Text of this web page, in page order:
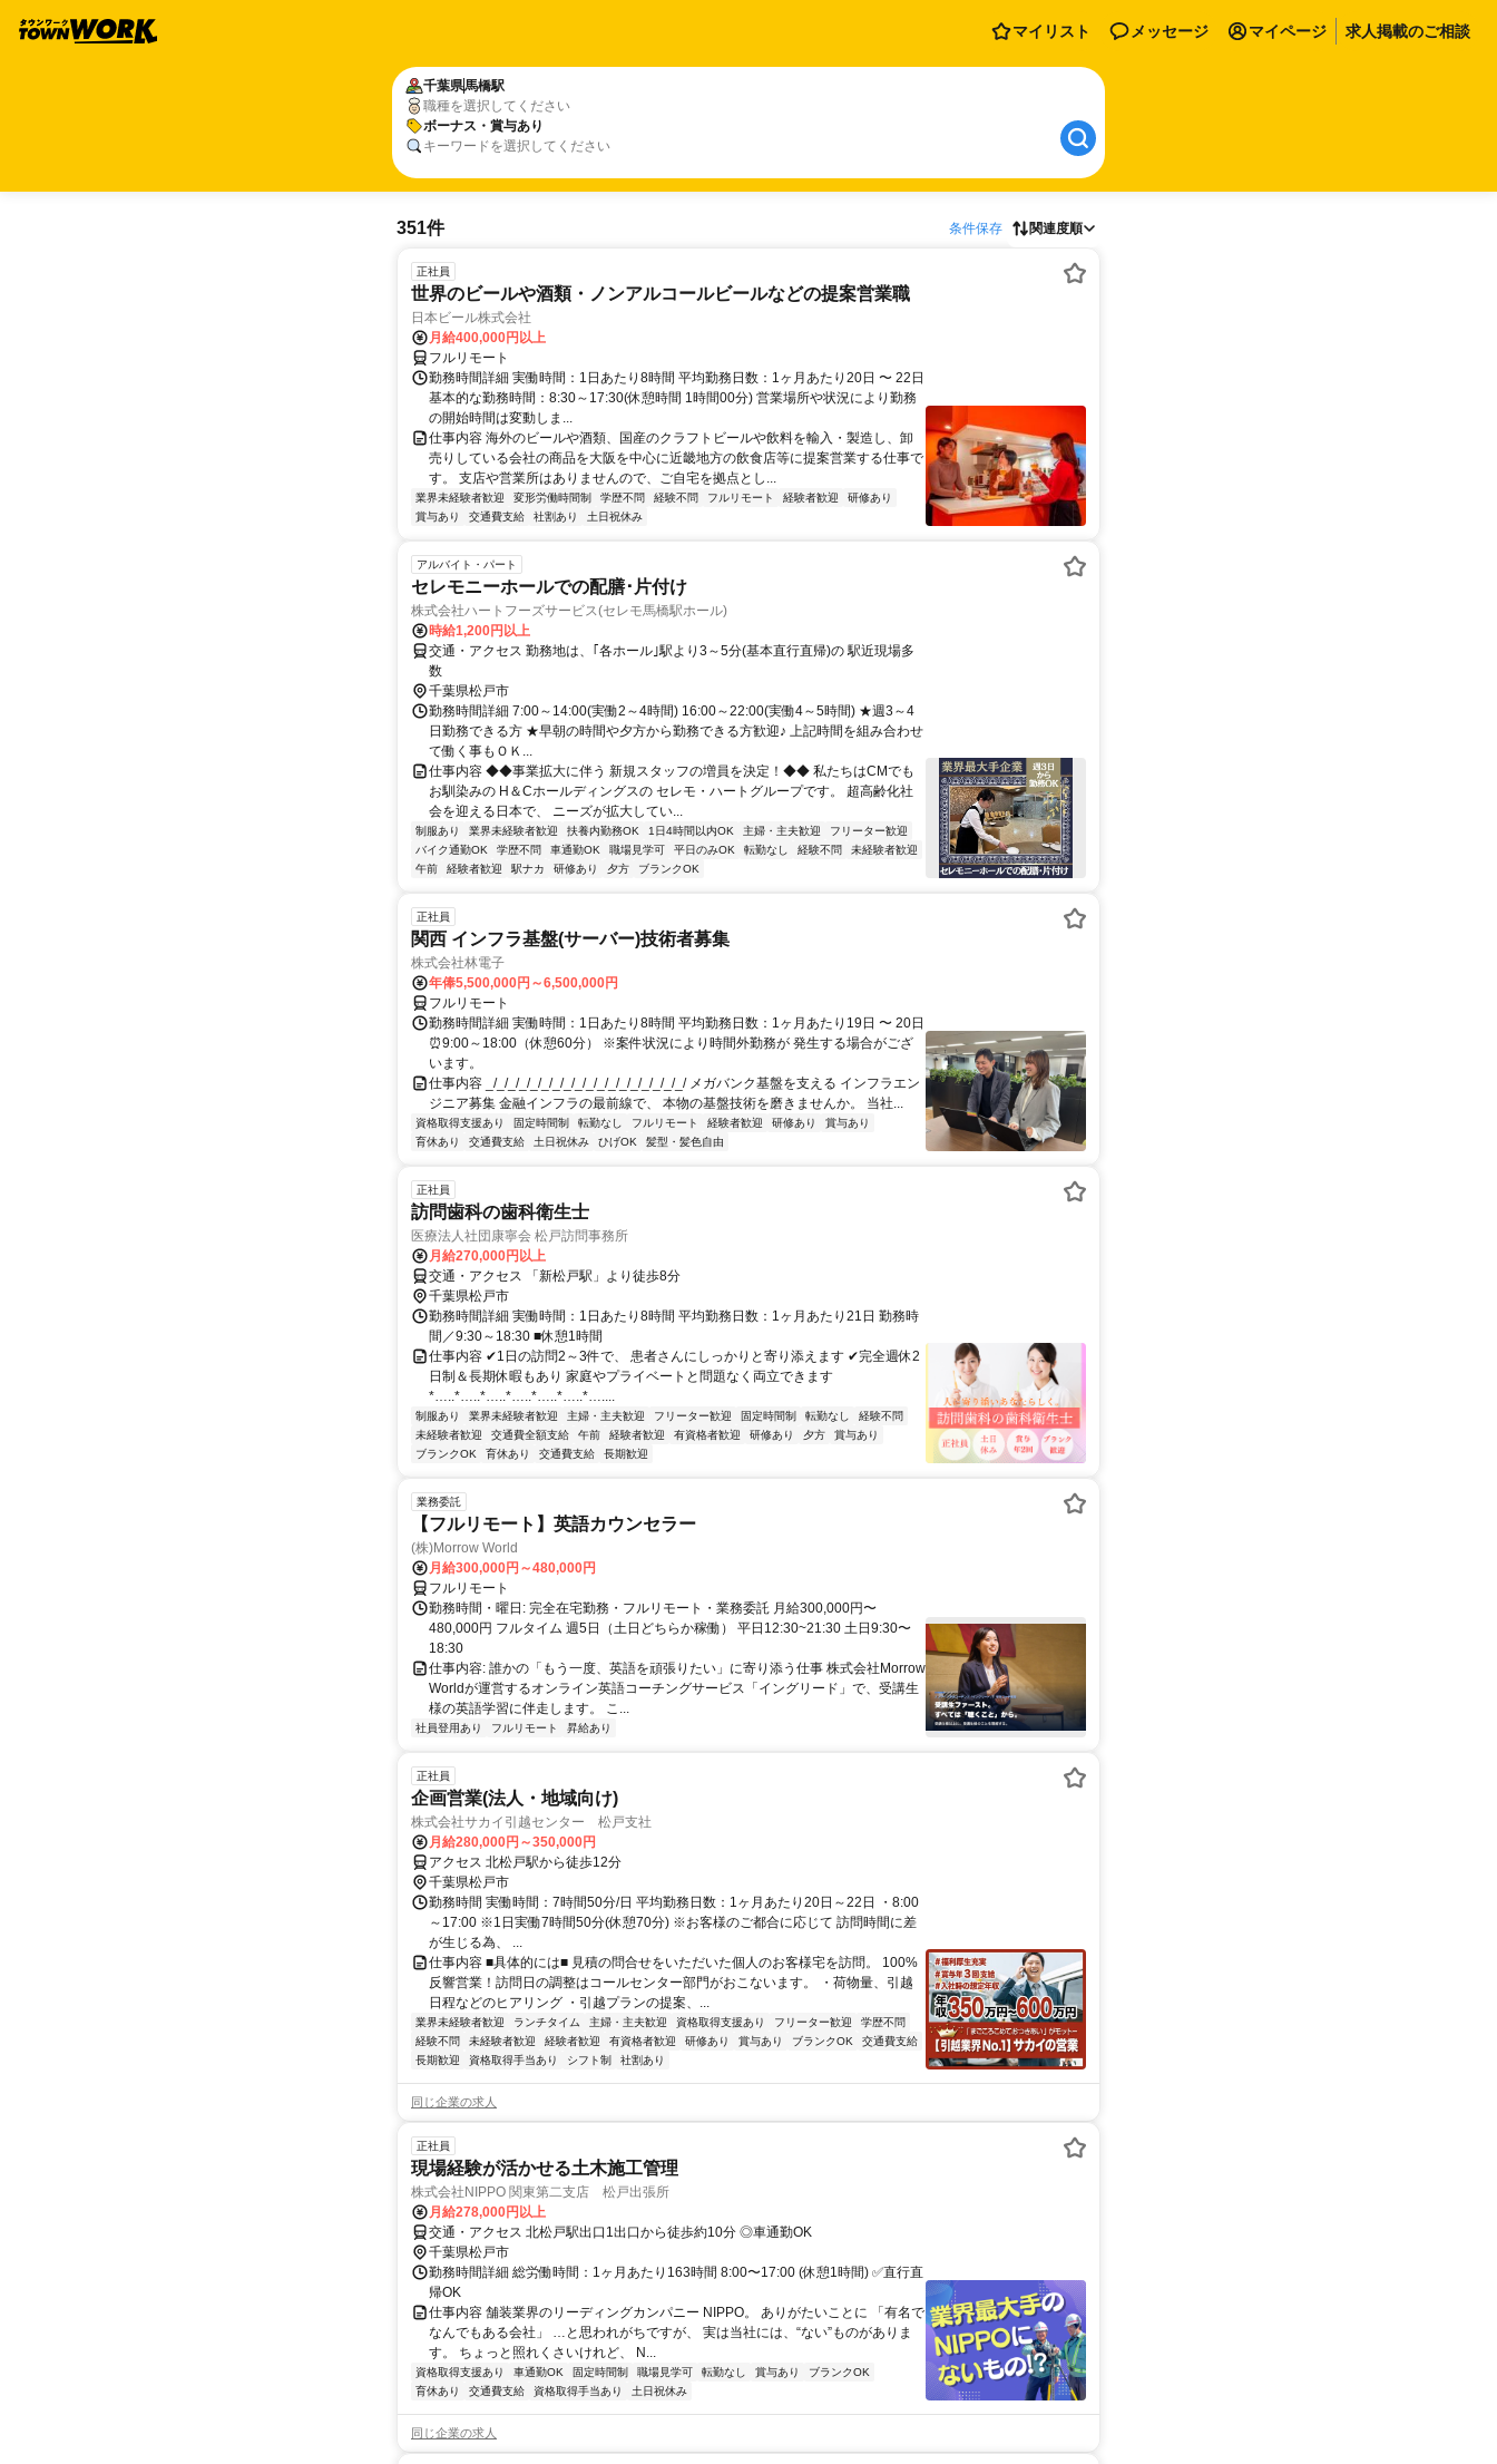
マイリスト メッセージ マイページ 求人掲載のご相談
千葉県馬橋駅
職種を選択してください
ボーナス・賞与あり
キーワードを選択してください
351件 条件保存 関連度順
正社員
世界のビールや酒類・ノンアルコールビールなどの提案営業職
日本ビール株式会社
月給400,000円以上
フルリモート
勤務時間詳細 実働時間：1日あたり8時間 平均勤務日数：1ヶ月あたり20日 〜 22日
基本的な勤務時間：8:30～17:30(休憩時間 1時間00分) 営業場所や状況により勤務
の開始時間は変動しま...
仕事内容 海外のビールや酒類、国産のクラフトビールや飲料を輸入・製造し、卸
売りしている会社の商品を大阪を中心に近畿地方の飲食店等に提案営業する仕事で
す。 支店や営業所はありませんので、ご自宅を拠点とし...
業界未経験者歓迎 変形労働時間制 学歴不問 経験不問 フルリモート 経験者歓迎
研修あり
賞与あり
交通費支給 社割あり 土日祝休み
アルバイト・パート
セレモニーホールでの配膳･片付け
株式会社ハートフーズサービス(セレモ馬橋駅ホール)
時給1,200円以上
交通・アクセス 勤務地は、｢各ホール｣駅より3～5分(基本直行直帰)の 駅近現場多
数
千葉県松戸市
勤務時間詳細 7:00～14:00(実働2～4時間) 16:00～22:00(実働4～5時間) ★週3～4
日勤務できる方 ★早朝の時間や夕方から勤務できる方歓迎♪ 上記時間を組み合わせ
て働く事もＯＫ...
仕事内容 ◆◆事業拡大に伴う 新規スタッフの増員を決定！◆◆ 私たちはCMでも
お馴染みの H＆Cホールディングスの セレモ・ハートグループです。 超高齢化社
会を迎える日本で、 ニーズが拡大してい...
制服あり 業界未経験者歓迎 扶養内勤務OK 1日4時間以内OK 主婦・主夫歓迎
フリーター歓迎
バイク通勤OK
学歴不問 車通勤OK 職場見学可 平日のみOK 転勤なし 経験不問
未経験者歓迎
午前
経験者歓迎 駅ナカ 研修あり 夕方 ブランクOK
正社員
関西 インフラ基盤(サーバー)技術者募集
株式会社林電子
年俸5,500,000円～6,500,000円
フルリモート
勤務時間詳細 実働時間：1日あたり8時間 平均勤務日数：1ヶ月あたり19日 〜 20日
⏰9:00～18:00（休憩60分） ※案件状況により時間外勤務が 発生する場合がござ
います。
仕事内容 _/_/_/_/_/_/_/_/_/_/_/_/_/_/_/_/_/_/ メガバンク基盤を支える インフラエン
ジニア募集 金融インフラの最前線で、 本物の基盤技術を磨きませんか。 当社...
資格取得支援あり 固定時間制 転勤なし フルリモート 経験者歓迎 研修あり
賞与あり
育休あり
交通費支給 土日祝休み ひげOK 髪型・髪色自由
正社員
訪問歯科の歯科衛生士
医療法人社団康寧会 松戸訪問事務所
月給270,000円以上
交通・アクセス 「新松戸駅」より徒歩8分
千葉県松戸市
勤務時間詳細 実働時間：1日あたり8時間 平均勤務日数：1ヶ月あたり21日 勤務時
間／9:30～18:30 ■休憩1時間
仕事内容 ✔1日の訪問2～3件で、 患者さんにしっかりと寄り添えます ✔完全週休2
日制＆長期休暇もあり 家庭やプライベートと問題なく両立できます
*…..*…..*…..*…..*…..*…..*…....
制服あり 業界未経験者歓迎 主婦・主夫歓迎 フリーター歓迎 固定時間制 転勤なし
経験不問
未経験者歓迎
交通費全額支給 午前 経験者歓迎 有資格者歓迎 研修あり 夕方
賞与あり
ブランクOK
育休あり 交通費支給 長期歓迎
業務委託
【フルリモート】英語カウンセラー
(株)Morrow World
月給300,000円～480,000円
フルリモート
勤務時間・曜日: 完全在宅勤務・フルリモート・業務委託 月給300,000円〜
480,000円 フルタイム 週5日（土日どちらか稼働） 平日12:30~21:30 土日9:30〜
18:30
仕事内容: 誰かの「もう一度、英語を頑張りたい」に寄り添う仕事 株式会社Morrow
Worldが運営するオンライン英語コーチングサービス「イングリード」で、受講生
様の英語学習に伴走します。 こ...
社員登用あり フルリモート 昇給あり
正社員
企画営業(法人・地域向け)
株式会社サカイ引越センター 松戸支社
月給280,000円～350,000円
アクセス 北松戸駅から徒歩12分
千葉県松戸市
勤務時間 実働時間：7時間50分/日 平均勤務日数：1ヶ月あたり20日～22日 ・8:00
～17:00 ※1日実働7時間50分(休憩70分) ※お客様のご都合に応じて 訪問時間に差
が生じる為、 ...
仕事内容 ■具体的には■ 見積の問合せをいただいた個人のお客様宅を訪問。 100%
反響営業！訪問日の調整はコールセンター部門がおこないます。 ・荷物量、引越
日程などのヒアリング ・引越プランの提案、...
業界未経験者歓迎 ランチタイム 主婦・主夫歓迎 資格取得支援あり フリーター歓迎
学歴不問
経験不問
未経験者歓迎 経験者歓迎 有資格者歓迎 研修あり 賞与あり ブランクOK
交通費支給
長期歓迎
資格取得手当あり シフト制 社割あり
同じ企業の求人
正社員
現場経験が活かせる土木施工管理
株式会社NIPPO 関東第二支店 松戸出張所
月給278,000円以上
交通・アクセス 北松戸駅出口1出口から徒歩約10分 ◎車通勤OK
千葉県松戸市
勤務時間詳細 総労働時間：1ヶ月あたり163時間 8:00〜17:00 (休憩1時間) ✅直行直
帰OK
仕事内容 舗装業界のリーディングカンパニー NIPPO。 ありがたいことに 「有名で
なんでもある会社」 …と思われがちですが、 実は当社には、“ない”ものがありま
す。 ちょっと照れくさいけれど、 N...
資格取得支援あり 車通勤OK 固定時間制 職場見学可 転勤なし 賞与あり
ブランクOK
育休あり
交通費支給 資格取得手当あり 土日祝休み
同じ企業の求人